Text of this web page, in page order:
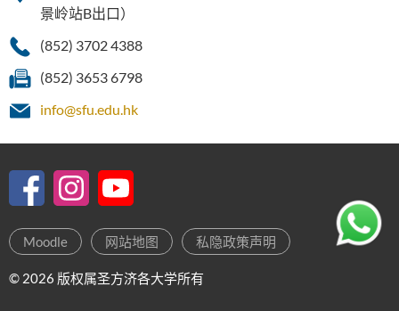
景岭站B出口）
(852) 3702 4388
(852) 3653 6798
info@sfu.edu.hk
Moodle 网站地图 私隐政策声明
© 2026 版权属圣方济各大学所有